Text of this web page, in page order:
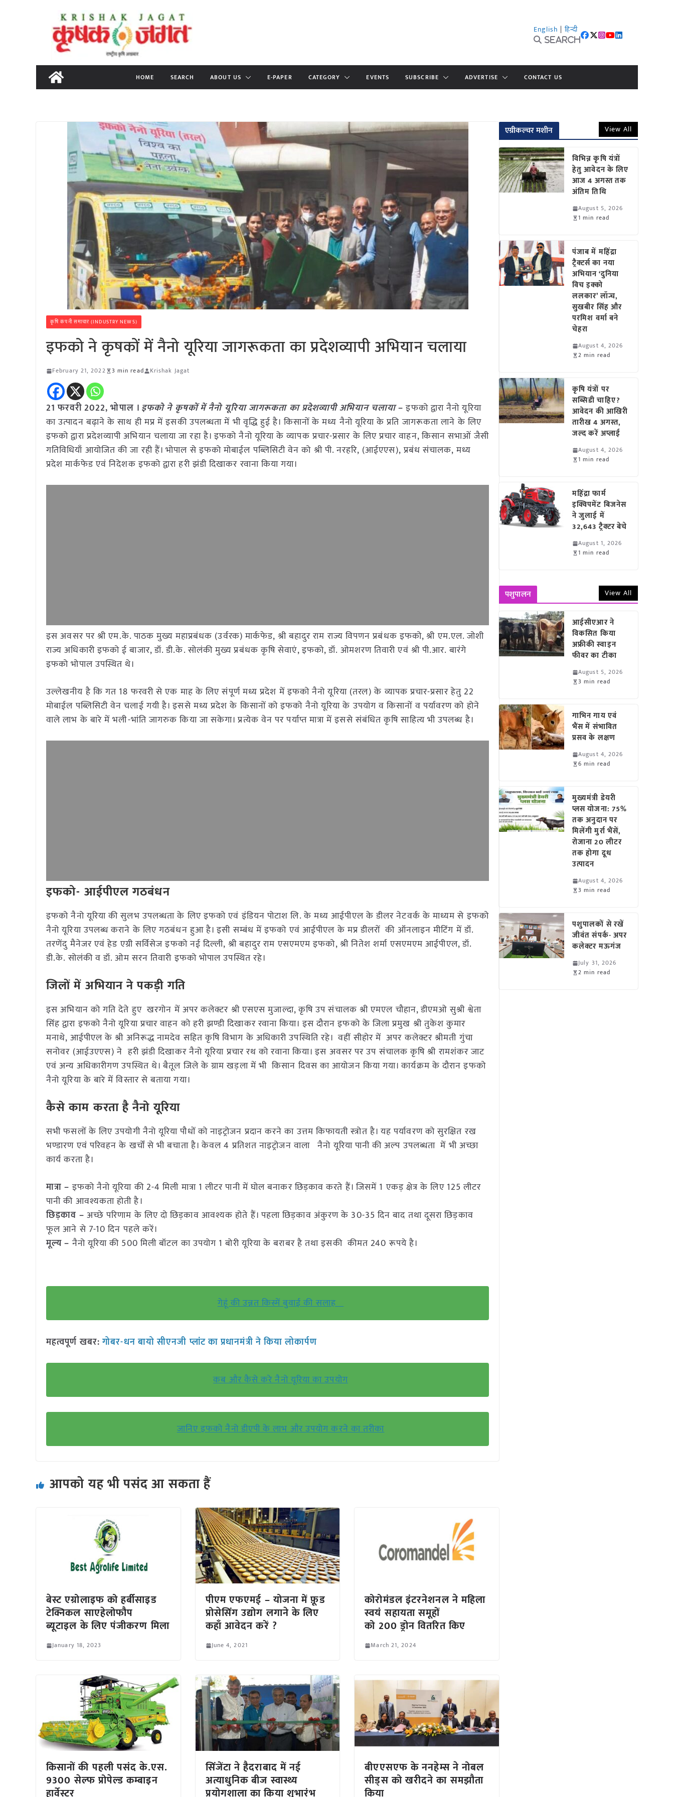
content
English | हिन्दी
Search
HOME SEARCH ABOUT US E-PAPER CATEGORY EVENTS SUBSCRIBE ADVERTISE CONTACT US
कृषि कंपनी समाचार (INDUSTRY NEWS)
इफको ने कृषकों में नैनो यूरिया जागरूकता का प्रदेशव्यापी अभियान चलाया
February 21, 2022 3 min read Krishak Jagat
21 फरवरी 2022, भोपाल । इफको ने कृषकों में नैनो यूरिया जागरूकता का प्रदेशव्यापी अभियान चलाया–इफको द्वारा नैनो यूरिया
का उत्पादन बढ़ाने के साथ ही मप्र में इसकी उपलब्धता में भी वृद्धि हुई है। किसानों के मध्य नैनो यूरिया के प्रति जागरूकता लाने के लिए
इफको द्वारा प्रदेशव्यापी अभियान चलाया जा रहा है। इफको नैनो यूरिया के व्यापक प्रचार-प्रसार के लिए प्रचार वाहन, किसान सभाओं जैसी
गतिविधियाँ आयोजित की जा रही हैं। भोपाल से इफको मोबाईल पब्लिसिटी वेन को श्री पी. नरहरि, (आईएएस), प्रबंध संचालक, मध्य
प्रदेश मार्कफेड एवं निदेशक इफको द्वारा हरी झंडी दिखाकर रवाना किया गया।
इस अवसर पर श्री एम.के. पाठक मुख्य महाप्रबंधक (उर्वरक) मार्कफेड, श्री बहादुर राम राज्य विपणन प्रबंधक इफको, श्री एम.एल. जोशी
राज्य अधिकारी इफको ई बाजार, डॉ. डी.के. सोलंकी मुख्य प्रबंधक कृषि सेवाएं, इफको, डॉ. ओमशरण तिवारी एवं श्री पी.आर. बारंगे
इफको भोपाल उपस्थित थे।
उल्लेखनीय है कि गत 18 फरवरी से एक माह के लिए संपूर्ण मध्य प्रदेश में इफको नैनो यूरिया (तरल) के व्यापक प्रचार-प्रसार हेतु 22
मोबाईल पब्लिसिटी वेन चलाई गयी है। इससे मध्य प्रदेश के किसानों को इफको नैनो यूरिया के उपयोग व किसानों व पर्यावरण को होने
वाले लाभ के बारे में भली-भांति जागरुक किया जा सकेगा। प्रत्येक वेन पर पर्याप्त मात्रा में इससे संबंधित कृषि साहित्य भी उपलब्ध है।
इफको- आईपीएल गठबंधन
इफको नैनो यूरिया की सुलभ उपलब्धता के लिए इफको एवं इंडियन पोटाश लि. के मध्य आईपीएल के डीलर नेटवर्क के माध्यम से इफको
नैनो यूरिया उपलब्ध कराने के लिए गठबंधन हुआ है। इसी सम्बंध में इफको एवं आईपीएल के मप्र डीलरों की ऑनलाइन मीटिंग में डॉ.
तरणेंदु मैनेजर एवं हेड एग्री सर्विसेज इफको नई दिल्ली, श्री बहादुर राम एसएमएम इफको, श्री नितेश शर्मा एसएमएम आईपीएल, डॉ.
डी.के. सोलंकी व डॉ. ओम सरन तिवारी इफको भोपाल उपस्थित रहे।
जिलों में अभियान ने पकड़ी गति
इस अभियान को गति देते हुए खरगोन में अपर कलेक्टर श्री एसएस मुजाल्दा, कृषि उप संचालक श्री एमएल चौहान, डीएमओ सुश्री श्वेता
सिंह द्वारा इफको नैनो यूरिया प्रचार वाहन को हरी झण्डी दिखाकर रवाना किया। इस दौरान इफको के जिला प्रमुख श्री तुकेश कुमार
मनाथे, आईपीएल के श्री अनिरूद्ध नामदेव सहित कृषि विभाग के अधिकारी उपस्थिति रहे। वहीं सीहोर में अपर कलेक्टर श्रीमती गुंचा
सनोवर (आईउएएस) ने हरी झंडी दिखाकर नैनो यूरिया प्रचार रथ को रवाना किया। इस अवसर पर उप संचालक कृषि श्री रामशंकर जाट
एवं अन्य अधिकारीगण उपस्थित थे। बैतूल जिले के ग्राम खड़ला में भी किसान दिवस का आयोजन किया गया। कार्यक्रम के दौरान इफको
नैनो यूरिया के बारे में विस्तार से बताया गया।
कैसे काम करता है नैनो यूरिया
सभी फसलों के लिए उपयोगी नैनो यूरिया पौधों को नाइट्रोजन प्रदान करने का उत्तम किफायती स्त्रोत है। यह पर्यावरण को सुरक्षित रख
भण्डारण एवं परिवहन के खर्चों से भी बचाता है। केवल 4 प्रतिशत नाइट्रोजन वाला नैनो यूरिया पानी की अल्प उपलब्धता में भी अच्छा
कार्य करता है।
मात्रा – इफको नैनो यूरिया की 2-4 मिली मात्रा 1 लीटर पानी में घोल बनाकर छिड़काव करते हैं। जिसमें 1 एकड़ क्षेत्र के लिए 125 लीटर
पानी की आवश्यकता होती है।
छिड़काव – अच्छे परिणाम के लिए दो छिड़काव आवश्यक होते हैं। पहला छिड़काव अंकुरण के 30-35 दिन बाद तथा दूसरा छिड़काव
फूल आने से 7-10 दिन पहले करें।
मूल्य – नैनो यूरिया की 500 मिली बॉटल का उपयोग 1 बोरी यूरिया के बराबर है तथा इसकी कीमत 240 रूपये है।
गेहूं की उन्नत किस्में बुवाई की सलाह
महत्वपूर्ण खबर:गोबर-धन बायो सीएनजी प्लांट का प्रधानमंत्री ने किया लोकार्पण
कब और कैसे करे नैनो यूरिया का उपयोग
जानिए इफको नैनो डीएपी के लाभ और उपयोग करने का तरीका
आपको यह भी पसंद आ सकता हैं
बेस्ट एग्रोलाइफ को हर्बीसाइड
टेक्निकल साएहेलोफौप
ब्यूटाइल के लिए पंजीकरण मिला
January 18, 2023
पीएम एफएमई – योजना में फ़ूड
प्रोसेसिंग उद्योग लगाने के लिए
कहाँ आवेदन करें ?
June 4, 2021
कोरोमंडल इंटरनेशनल ने महिला
स्वयं सहायता समूहों
को 200 ड्रोन वितरित किए
March 21, 2024
किसानों की पहली पसंद के.एस.
9300 सेल्फ प्रोपेल्ड कम्बाइन
सिंजेंटा ने हैदराबाद में नई
अत्याधुनिक बीज स्वास्थ्य
बीएएसएफ के ननहेम्स ने नोबल
सीड्स को खरीदने का समझौता
एग्रीकल्चर मशीन View All
विभिन्न कृषि यंत्रों
हेतु आवेदन के लिए
आज 4 अगस्त तक
अंतिम तिथि
August 5, 2026
1 min read
पंजाब में महिंद्रा
ट्रैक्टर्स का नया
अभियान ‘दुनिया
विच इक्को
ललकार’ लॉन्च,
सुखबीर सिंह और
परमिश वर्मा बने
चेहरा
August 4, 2026
2 min read
कृषि यंत्रों पर
सब्सिडी चाहिए?
आवेदन की आखिरी
तारीख 4 अगस्त,
जल्द करें अप्लाई
August 4, 2026
1 min read
महिंद्रा फार्म
इक्विपमेंट बिजनेस
ने जुलाई में
32,643 ट्रैक्टर बेचे
August 1, 2026
1 min read
पशुपालन View All
आईसीएआर ने
विकसित किया
अफ्रीकी स्वाइन
फीवर का टीका
August 5, 2026
3 min read
गाभिन गाय एवं
भैंस में संभावित
प्रसव के लक्षण
August 4, 2026
6 min read
मुख्यमंत्री डेयरी
प्लस योजना: 75%
तक अनुदान पर
मिलेंगी मुर्रा भैंसें,
रोजाना 20 लीटर
तक होगा दूध
उत्पादन
August 4, 2026
3 min read
पशुपालकों से रखें
जीवंत संपर्क- अपर
कलेक्टर मऊगंज
July 31, 2026
2 min read